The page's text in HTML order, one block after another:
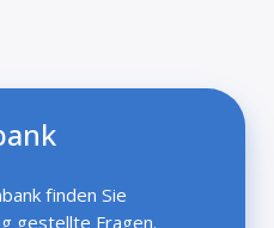
finden Sie
gestellte Fragen.